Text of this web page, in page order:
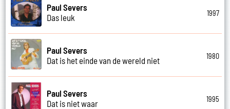
Paul Severs
Das leuk
1997
Paul Severs
Dat is het einde van de wereld niet
1980
Paul Severs
Dat is niet waar
1995